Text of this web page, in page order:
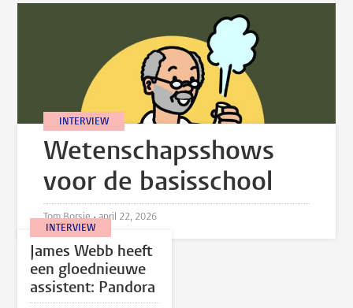
INTERVIEW
Wetenschapsshows
voor de basisschool
Tom Borsje •april 22, 2026
INTERVIEW
James Webb heeft
een gloednieuwe
assistent: Pandora